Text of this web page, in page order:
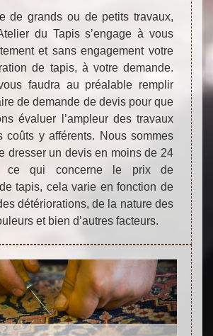
de grands ou de petits travaux,
du Tapis s’engage à vous
et sans engagement votre
de tapis, à votre demande.
faudra au préalable remplir
de demande de devis pour que
évaluer l’ampleur des travaux
coûts y afférents. Nous sommes
dresser un devis en moins de 24
ce qui concerne le prix de
tapis, cela varie en fonction de
détériorations, de la nature des
et bien d’autres facteurs.